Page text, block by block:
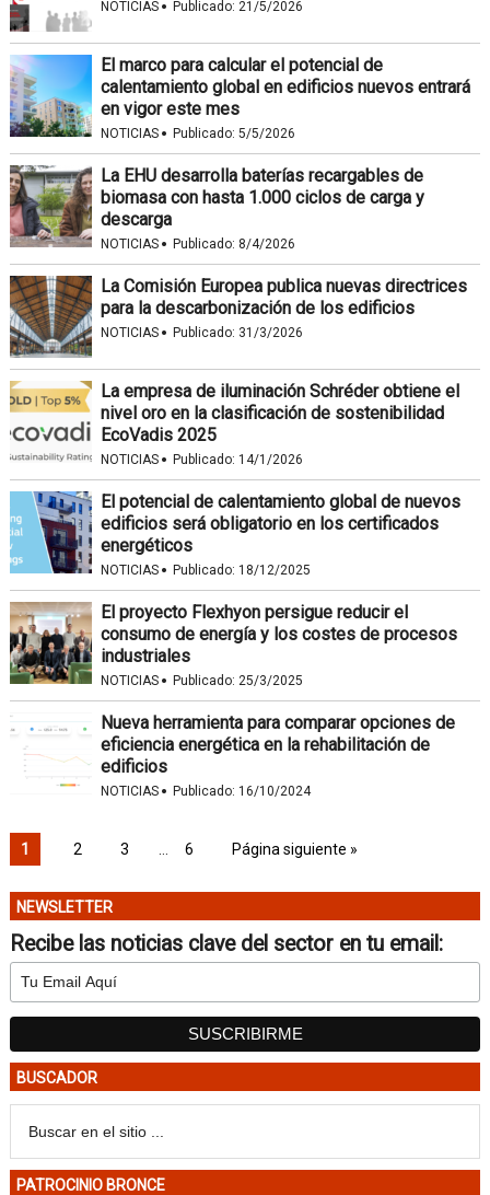
NOTICIAS Publicado: 21/5/2026
El marco para calcular el potencial de
calentamiento global en edificios nuevos entrará
en vigor este mes
NOTICIAS · Publicado: 5/5/2026
La EHU desarrolla baterías recargables de
biomasa con hasta 1.000 ciclos de carga y
descarga
NOTICIAS · Publicado: 8/4/2026
La Comisión Europea publica nuevas directrices
para la descarbonización de los edificios
NOTICIAS · Publicado: 31/3/2026
La empresa de iluminación Schréder obtiene el
nivel oro en la clasificación de sostenibilidad
EcoVadis 2025
NOTICIAS · Publicado: 14/1/2026
El potencial de calentamiento global de nuevos
edificios será obligatorio en los certificados
energéticos
NOTICIAS · Publicado: 18/12/2025
El proyecto Flexhyon persigue reducir el
consumo de energía y los costes de procesos
industriales
NOTICIAS · Publicado: 25/3/2025
Nueva herramienta para comparar opciones de
eficiencia energética en la rehabilitación de
edificios
NOTICIAS · Publicado: 16/10/2024
1 2 3 6 Página siguiente »
NEWSLETTER
Recibe las noticias clave del sector en tu email:
BUSCADOR
PATROCINIO BRONCE